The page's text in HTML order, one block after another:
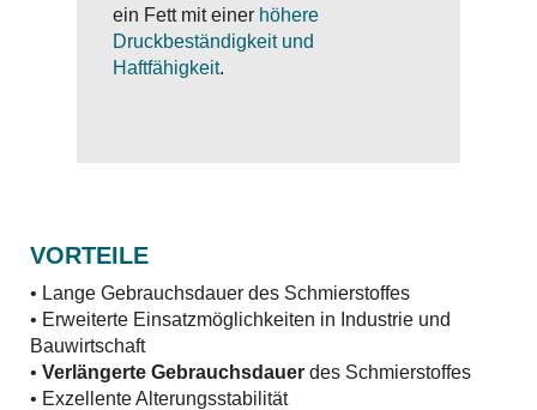
ein Fett mit einer höhere
Druckbeständigkeit und
Haftfähigkeit.
VORTEILE
• Lange Gebrauchsdauer des Schmierstoffes
• Erweiterte Einsatzmöglichkeiten in Industrie und
Bauwirtschaft
• Verlängerte Gebrauchsdauer des Schmierstoffes
• Exzellente Alterungsstabilität